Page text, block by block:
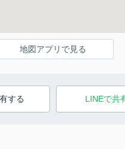
地図アプリで見る
する LINEで共